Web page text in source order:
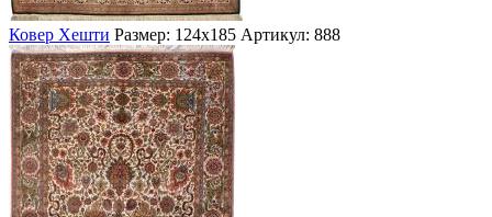
Ковер Хешти Размер: 124х185 Артикул: 888